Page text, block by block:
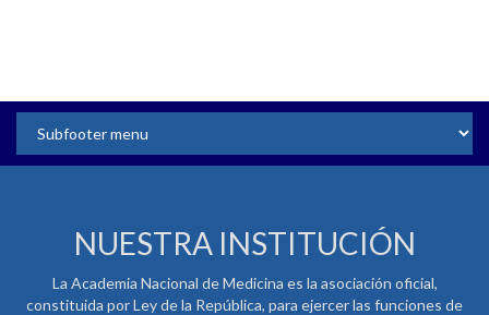
NUESTRA INSTITUCIÓN
La Academia Nacional de Medicina es la asociación oficial,
constituida por Ley de la República, para ejercer las funciones de